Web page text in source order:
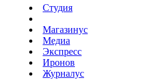
Студия
Магазинус
Медиа
Экспресс
Иронов
Журналус